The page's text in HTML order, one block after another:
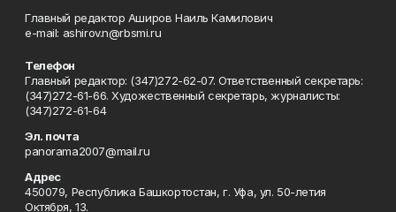
Главный редактор Аширов Наиль Камилович
e-mail: ashirov.n@rbsmi.ru
Телефон
Главный редактор: (347)272-62-07. Ответственный секретарь:
(347)272-61-66. Художественный секретарь, журналисты:
(347)272-61-64
Эл. почта
panorama2007@mail.ru
Адрес
450079, Республика Башкортостан, г. Уфа, ул. 50-летия
Октября, 13.